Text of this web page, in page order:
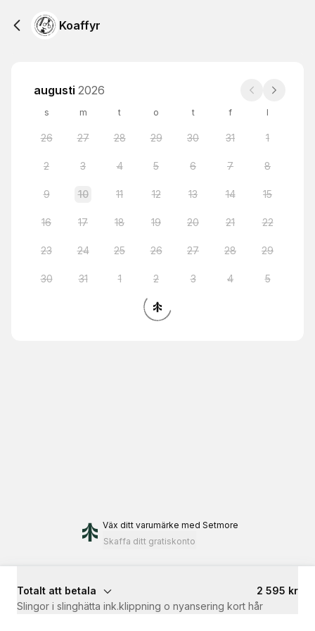
Koaffyr
augusti 2026
s m t o t f l
26 27 28 29 30 31 1
2 3 4 5 6 7 8
9 10 11 12 13 14 15
16 17 18 19 20 21 22
23 24 25 26 27 28 29
30 31 1 2 3 4 5
Väx ditt varumärke med Setmore
Skaffa ditt gratiskonto
Totalt att betala
2 595 kr
Slingor i slinghätta ink.klippning o nyansering kort hår